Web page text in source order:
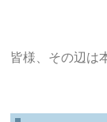
皆様、その辺は